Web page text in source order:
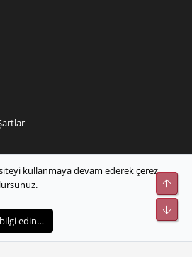
kullanmaya devam ederek çerez
edin…